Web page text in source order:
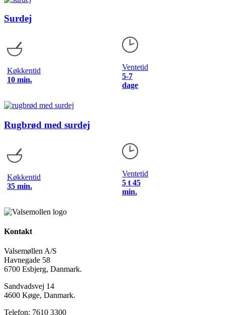
Surdej
Køkkentid
10 min.
Ventetid
5-7
dage
Rugbrød med surdej
Køkkentid
35 min.
Ventetid
5 t 45
min.
Kontakt
Valsemøllen A/S
Havnegade 58
6700 Esbjerg, Danmark.
Sandvadsvej 14
4600 Køge, Danmark.
Telefon: 7610 3300